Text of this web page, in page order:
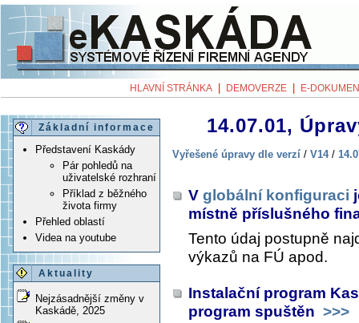
HLAVNÍ STRÁNKA DEMOVERZE E-
Základní informace
Představení Kaskády
Pár pohledů na
uživatelské rozhraní
Příklad z běžného
života firmy
Přehled oblastí
Videa na youtube
Aktuality
Nejzásadnější změny v
Kaskádě, 2025
14.07.01,
Vyřešené úpravy dle verzí / V14/
V globální konfiguraci
místně příslušného
Tento údaj postupně
výkazů na FÚ apod.
Instalační program
program spuštěn >>>